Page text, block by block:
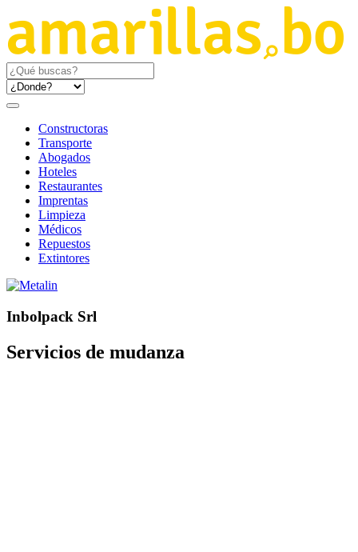
Constructoras
Transporte
Abogados
Hoteles
Restaurantes
Imprentas
Limpieza
Médicos
Repuestos
Extintores
Inbolpack Srl
Servicios de mudanza